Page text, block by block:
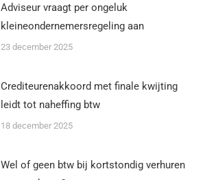
Adviseur vraagt per ongeluk
kleineondernemersregeling aan
23 december 2025
Crediteurenakkoord met finale kwijting
leidt tot naheffing btw
18 december 2025
Wel of geen btw bij kortstondig verhuren